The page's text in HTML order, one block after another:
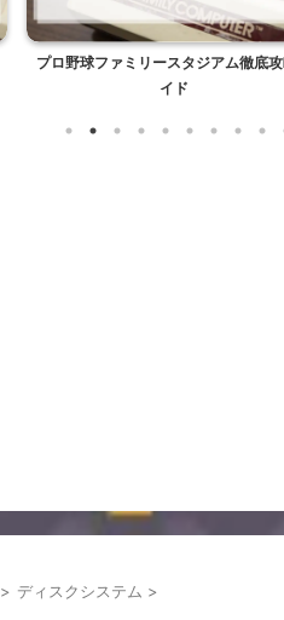
プロ野球ファミリースタジアム徹底攻略ガ
> ディスクシステム >